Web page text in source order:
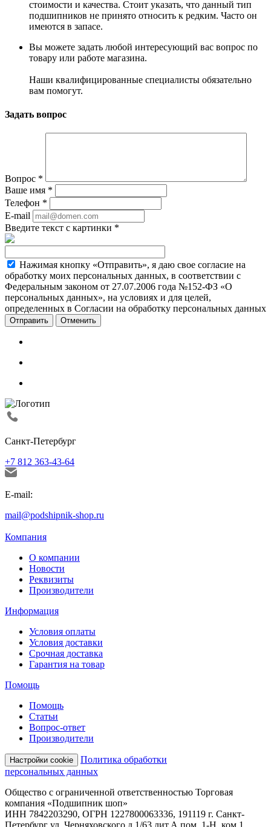
стоимости и качества. Стоит указать, что данный тип
подшипников не принято относить к редким. Часто он
имеются в запасе.
Вы можете задать любой интересующий вас вопрос по
товару или работе магазина.
Наши квалифицированные специалисты обязательно
вам помогут.
Задать вопрос
Вопрос *
Ваше имя *
Телефон *
E-mail
Введите текст с картинки *
Нажимая кнопку «Отправить», я даю свое согласие на
обработку моих персональных данных, в соответствии с
Федеральным законом от 27.07.2006 года №152-ФЗ «О
персональных данных», на условиях и для целей,
определенных в Согласии на обработку персональных данных
Отменить
Санкт-Петербург
+7 812 363-43-64
E-mail:
mail@podshipnik-shop.ru
Компания
О компании
Новости
Реквизиты
Производители
Информация
Условия оплаты
Условия доставки
Срочная доставка
Гарантия на товар
Помощь
Помощь
Статьи
Вопрос-ответ
Производители
Настройки cookie
Политика обработки
персональных данных
Общество с ограниченной ответственностью Торговая
компания «Подшипник шоп»
ИНН 7842203290, ОГРН 1227800063336, 191119 г. Санкт-